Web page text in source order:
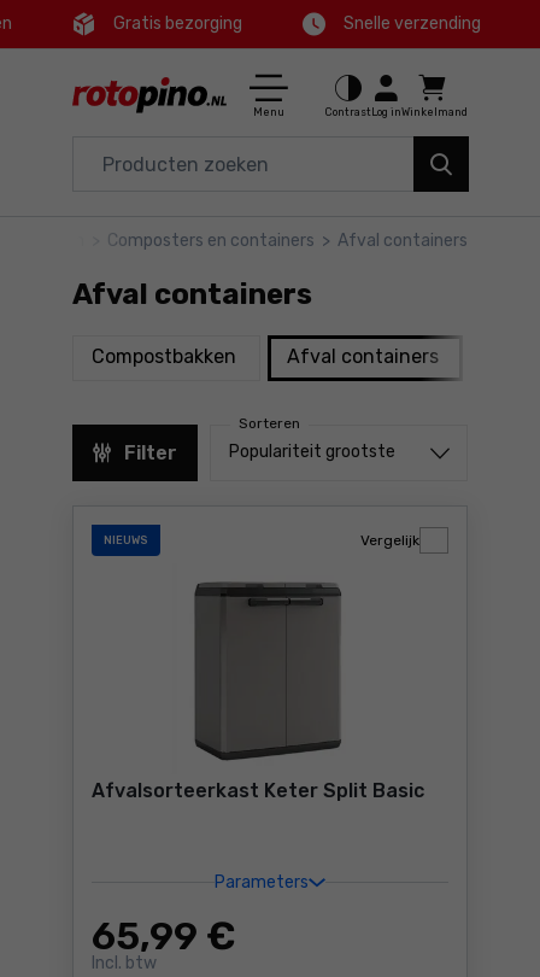
Ctrl
Hoofdmenu
Filters
Producten
Sitemap
Gratis bezorging Snelle verzending
Menu Contrast Log inWinkelmand
Huis en tuin
Composters en containers > Afval containers
Afval containers
Compostbakken producten
Afval containers
Filter
Sorteren
Sorteren uit
Populariteit grootste
NIEUWS
Afvalsorteerkast Keter Split Basic
Parameters
65,99 €
Incl. btw
Vergelijk